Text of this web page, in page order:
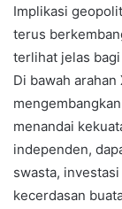
Implikasi
terus
terlihat jelas
Di bawah
menandai
independen,
swasta,
kecerdasan